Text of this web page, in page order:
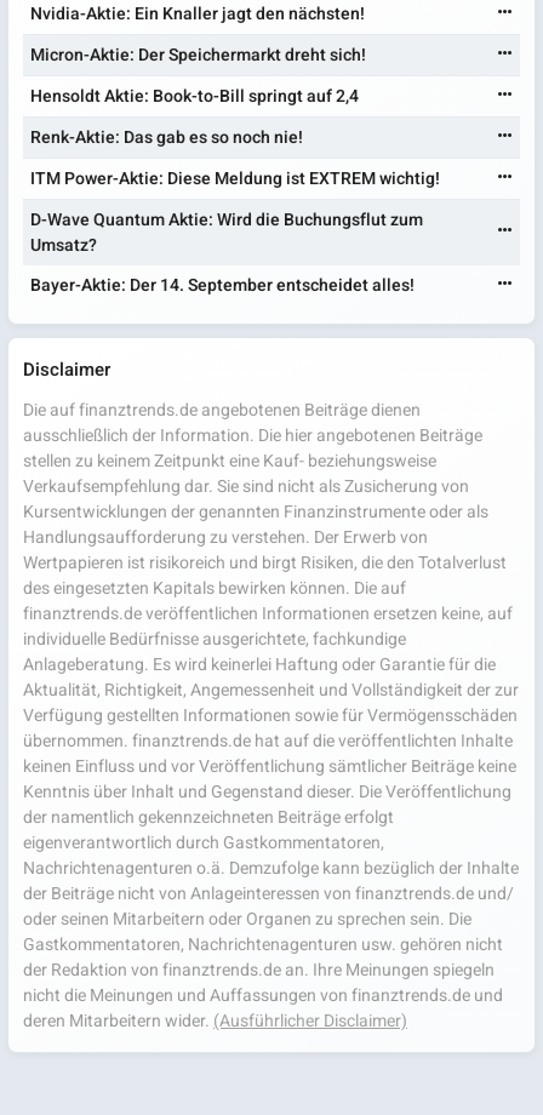
Nvidia-Aktie: Ein Knaller jagt den nächsten!
Micron-Aktie: Der Speichermarkt dreht sich!
Hensoldt Aktie: Book-to-Bill springt auf 2,4
Renk-Aktie: Das gab es so noch nie!
ITM Power-Aktie: Diese Meldung ist EXTREM wichtig!
D-Wave Quantum Aktie: Wird die Buchungsflut zum
Umsatz?
Bayer-Aktie: Der 14. September entscheidet alles!
Disclaimer
Die auf finanztrends.de angebotenen Beiträge dienen
ausschließlich der Information. Die hier angebotenen Beiträge
stellen zu keinem Zeitpunkt eine Kauf- beziehungsweise
Verkaufsempfehlung dar. Sie sind nicht als Zusicherung von
Kursentwicklungen der genannten Finanzinstrumente oder als
Handlungsaufforderung zu verstehen. Der Erwerb von
Wertpapieren ist risikoreich und birgt Risiken, die den Totalverlust
des eingesetzten Kapitals bewirken können. Die auf
finanztrends.de veröffentlichen Informationen ersetzen keine, auf
individuelle Bedürfnisse ausgerichtete, fachkundige
Anlageberatung. Es wird keinerlei Haftung oder Garantie für die
Aktualität, Richtigkeit, Angemessenheit und Vollständigkeit der zur
Verfügung gestellten Informationen sowie für Vermögensschäden
übernommen. finanztrends.de hat auf die veröffentlichten Inhalte
keinen Einfluss und vor Veröffentlichung sämtlicher Beiträge keine
Kenntnis über Inhalt und Gegenstand dieser. Die Veröffentlichung
der namentlich gekennzeichneten Beiträge erfolgt
eigenverantwortlich durch Gastkommentatoren,
Nachrichtenagenturen o.ä. Demzufolge kann bezüglich der Inhalte
der Beiträge nicht von Anlageinteressen von finanztrends.de und/
oder seinen Mitarbeitern oder Organen zu sprechen sein. Die
Gastkommentatoren, Nachrichtenagenturen usw. gehören nicht
der Redaktion von finanztrends.de an. Ihre Meinungen spiegeln
nicht die Meinungen und Auffassungen von finanztrends.de und
deren Mitarbeitern wider. (Ausführlicher Disclaimer)